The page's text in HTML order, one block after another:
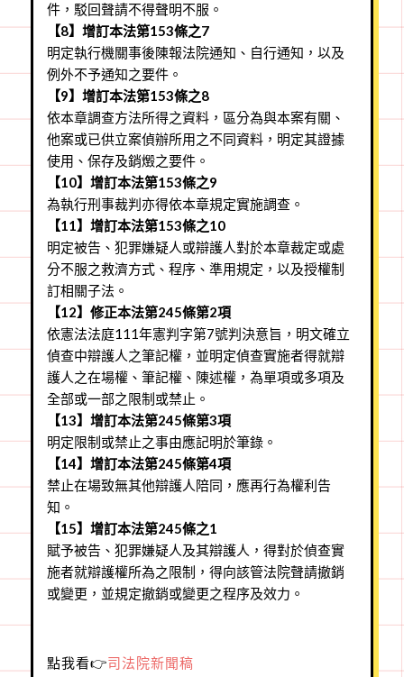
件，駁回聲請不得聲明不服。
【8】增訂本法第153條之7
明定執行機關事後陳報法院通知、自行通知，以及
例外不予通知之要件。
【9】增訂本法第153條之8
依本章調查方法所得之資料，區分為與本案有關、
他案或已供立案偵辦所用之不同資料，明定其證據
使用、保存及銷燬之要件。
【10】增訂本法第153條之9
為執行刑事裁判亦得依本章規定實施調查。
【11】增訂本法第153條之10
明定被告、犯罪嫌疑人或辯護人對於本章裁定或處
分不服之救濟方式、程序、準用規定，以及授權制
訂相關子法。
【12】修正本法第245條第2項
依憲法法庭111年憲判字第7號判決意旨，明文確立
偵查中辯護人之筆記權，並明定偵查實施者得就辯
護人之在場權、筆記權、陳述權，為單項或多項及
全部或一部之限制或禁止。
【13】增訂本法第245條第3項
明定限制或禁止之事由應記明於筆錄。
【14】增訂本法第245條第4項
禁止在場致無其他辯護人陪同，應再行為權利告
知。
【15】增訂本法第245條之1
賦予被告、犯罪嫌疑人及其辯護人，得對於偵查實
施者就辯護權所為之限制，得向該管法院聲請撤銷
或變更，並規定撤銷或變更之程序及效力。
點我看👉司法院新聞稿